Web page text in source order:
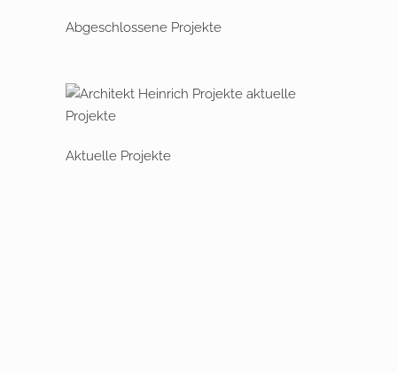
Abgeschlossene Projekte
Aktuelle Projekte